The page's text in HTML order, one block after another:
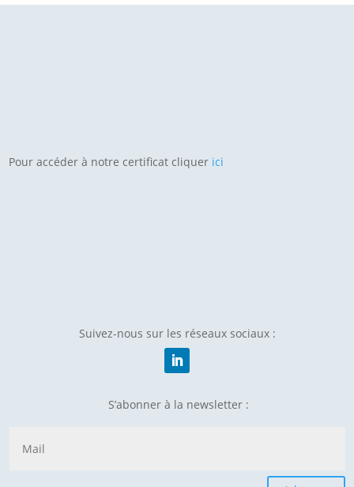
Pour accéder à notre certificat cliquer ici
Suivez-nous sur les réseaux sociaux :
S’abonner à la newsletter :